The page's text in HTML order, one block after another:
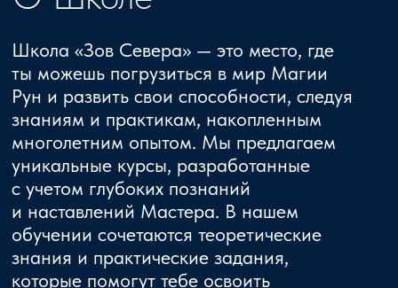
если ты хочешь:
Погрузиться в мироздание
амулетов и их применение для решения
жизненных ситуаций.
Научиться работать с Рунами